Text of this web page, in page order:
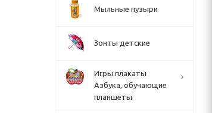
Мыльные пузыри
Зонты детские
Игры плакаты
Азбука, обучающие
планшеты